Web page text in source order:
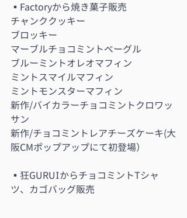
▪︎Factoryから焼き菓子販売
チャンククッキー
ブロッキー
マーブルチョコミントベーグル
ブルーミントオレオマフィン
ミントスマイルマフィン
ミントモンスターマフィン
新作/バイカラーチョコミントクロワッ
サン
新作/チョコミントレアチーズケーキ(大
阪CMポップアップにて初登場）
▪︎狂GURUIからチョコミントTシャ
ツ、カゴバッグ販売